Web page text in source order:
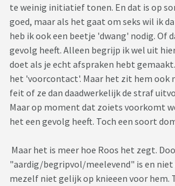
te weinig initiatief tonen. En dat is op
goed, maar als het gaat om seks wil ik
heb ik ook een beetje 'dwang' nodig. Of
gevolg heeft. Alleen begrijp ik wel uit
doet als je echt afspraken hebt
het 'voorcontact'. Maar het zit hem ook
feit of ze dan daadwerkelijk de straf
Maar op moment dat zoiets voorkomt
het een gevolg heeft. Toch een soort
Maar het is meer hoe Roos het zegt.
"aardig/begripvol/meelevend" is en
mezelf niet gelijk op knieeen voor hem.